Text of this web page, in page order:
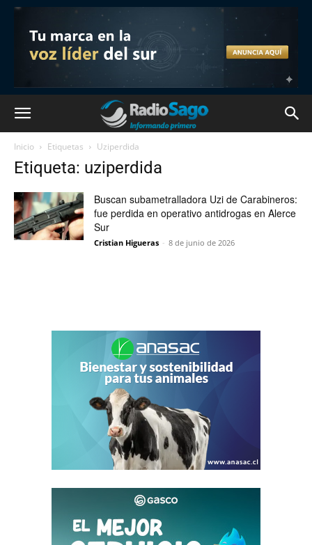
Inicio Etiquetas Uziperdida
Etiqueta: uziperdida
Buscan subametralladora Uzi de Carabineros:
fue perdida en operativo antidrogas en Alerce
Sur
Cristian Higueras - 8 de junio de 2026